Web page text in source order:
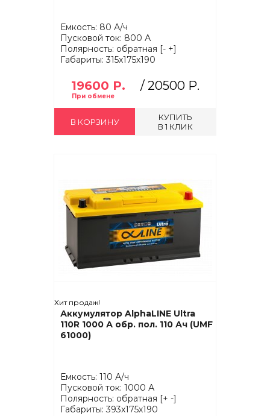
Емкость: 80 А/ч
Пусковой ток: 800 А
Полярность: обратная [- +]
Габариты: 315x175x190
19600 Р. / 20500 Р.
В КОРЗИНУ
КУПИТЬ
В 1 КЛИК
Хит продаж!
Аккумулятор AlphaLINE Ultra
110R 1000 А обр. пол. 110 Ач (UMF
61000)
Емкость: 110 А/ч
Пусковой ток: 1000 А
Полярность: обратная [+ -]
Габариты: 393x175x190